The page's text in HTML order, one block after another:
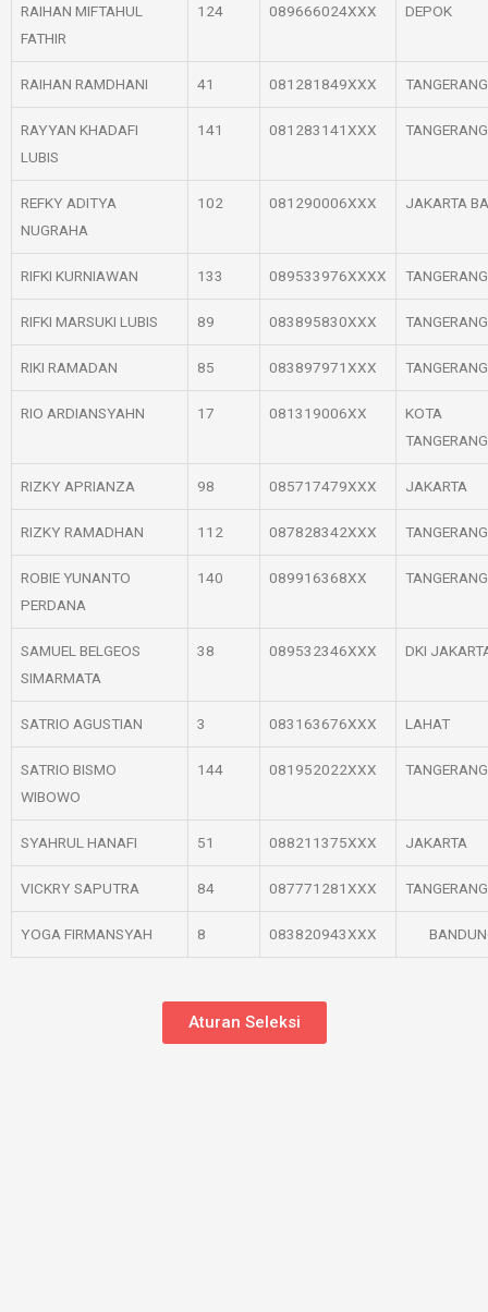
RAIHAN MIFTAHUL
FATHIR
124 089666024XXX DEPOK
RAIHAN RAMDHANI 41 081281849XXX TANGERANG
RAYYAN KHADAFI
LUBIS
141 081283141XXX TANGERANG
REFKY ADITYA
NUGRAHA
102 081290006XXX JAKARTA
RIFKI KURNIAWAN 133 089533976XXXX TANGERANG
RIFKI MARSUKI LUBIS 89 083895830XXX TANGERANG
RIKI RAMADAN 85 083897971XXX TANGERANG
RIO ARDIANSYAHN 17 081319006XX
KOTA
TANGERANG
RIZKY APRIANZA 98 085717479XXX JAKARTA
RIZKY RAMADHAN 112 087828342XXX TANGERANG
ROBIE YUNANTO
PERDANA
140 089916368XX TANGERANG
SAMUEL BELGEOS
SIMARMATA
38 089532346XXX DKI
SATRIO AGUSTIAN 3 083163676XXX LAHAT
SATRIO BISMO
WIBOWO
144 081952022XXX TANGERANG
SYAHRUL HANAFI 51 088211375XXX JAKARTA
VICKRY SAPUTRA 84 087771281XXX TANGERANG
YOGA FIRMANSYAH 8 083820943XXX
Aturan Seleksi